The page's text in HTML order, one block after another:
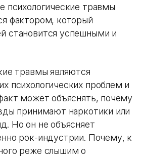
психологические травмы
фактором, который
становится успешными и
травмы являются
психологических проблем и
может объяснять, почему
принимают наркотики или
Но он не объясняет
рок-индустрии. Почему, к
реже слышим о